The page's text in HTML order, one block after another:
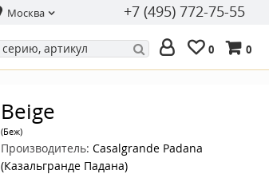
Москва +7 (495) 772-75-55
0 0
Beige
(Беж)
Производитель: Casalgrande Padana
(Казальгранде Падана)